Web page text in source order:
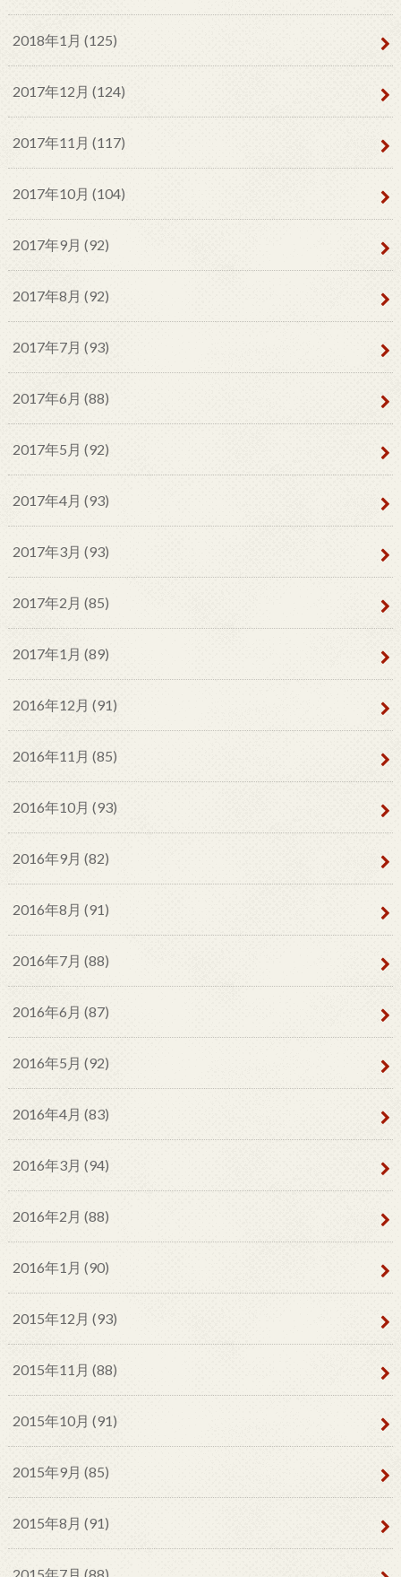
2018年1月 (125)
2017年12月 (124)
2017年11月 (117)
2017年10月 (104)
2017年9月 (92)
2017年8月 (92)
2017年7月 (93)
2017年6月 (88)
2017年5月 (92)
2017年4月 (93)
2017年3月 (93)
2017年2月 (85)
2017年1月 (89)
2016年12月 (91)
2016年11月 (85)
2016年10月 (93)
2016年9月 (82)
2016年8月 (91)
2016年7月 (88)
2016年6月 (87)
2016年5月 (92)
2016年4月 (83)
2016年3月 (94)
2016年2月 (88)
2016年1月 (90)
2015年12月 (93)
2015年11月 (88)
2015年10月 (91)
2015年9月 (85)
2015年8月 (91)